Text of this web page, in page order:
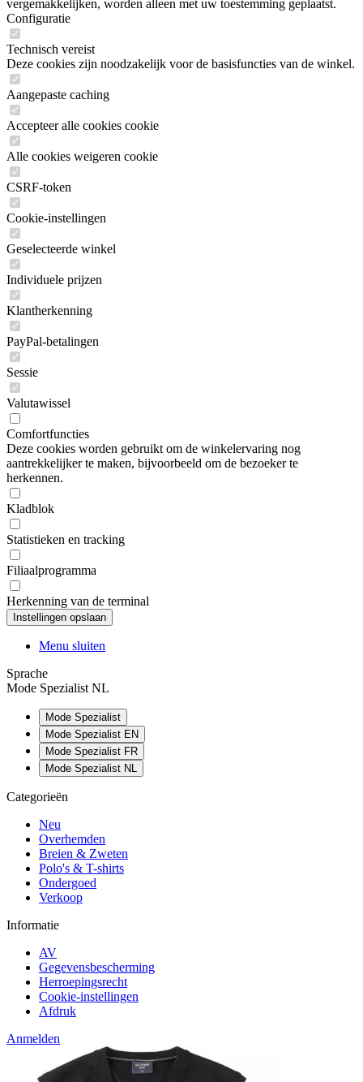
vergemakkelijken, worden alleen met uw toestemming geplaatst.
Configuratie
Technisch vereist
Deze cookies zijn noodzakelijk voor de basisfuncties van de winkel.
Aangepaste caching
Accepteer alle cookies cookie
Alle cookies weigeren cookie
CSRF-token
Cookie-instellingen
Geselecteerde winkel
Individuele prijzen
Klantherkenning
PayPal-betalingen
Sessie
Valutawissel
Comfortfuncties
Deze cookies worden gebruikt om de winkelervaring nog
aantrekkelijker te maken, bijvoorbeeld om de bezoeker te
herkennen.
Kladblok
Statistieken en tracking
Filiaalprogramma
Herkenning van de terminal
Menu sluiten
Sprache
Mode Spezialist NL
Mode Spezialist
Mode Spezialist EN
Mode Spezialist FR
Mode Spezialist NL
Categorieën
Neu
Overhemden
Breien & Zweten
Polo's & T-shirts
Ondergoed
Verkoop
Informatie
AV
Gegevensbescherming
Herroepingsrecht
Cookie-instellingen
Afdruk
Anmelden